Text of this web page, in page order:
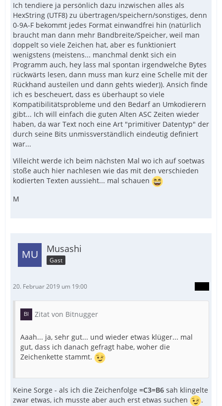
Ich tendiere ja persönlich dazu inzwischen alles als
HexString (UTF8) zu übertragen/speichern/sonstiges, denn
0-9A-F bekommt jedes Format einwandfrei hin (natürlich
braucht man dann mehr Bandbreite/Speicher, weil man
doppelt so viele Zeichen hat, aber es funktioniert
wenigstens (meistens... manchmal denkt sich ein
Programm auch, hey lass mal spontan irgendwelche Bytes
rückwärts lesen, dann muss man kurz eine Schelle mit der
Rückhand austeilen und dann gehts wieder)). Ansich finde
ich es bescheuert, dass es überhaupt so viele
Kompatibilitätsprobleme und den Bedarf an Umkodierern
gibt... Ich will einfach die guten Alten ASC Zeiten wieder
haben, da war Text noch eine Art "primitiver Datentyp" der
durch seine Bits unmissverständlich eindeutig definiert
war...
Villeicht werde ich beim nächsten Mal wo ich auf soetwas
stoße auch hier nachlesen wie das mit den verschieden
kodierten Texten aussieht... mal schauen
M
Musashi
Gast
20. Februar 2019 um 19:00
Zitat von Bitnugger
Aaah... ja, sehr gut... und wieder etwas klüger... mal
gut, dass ich danach gefragt habe, woher die
Zeichenkette stammt.
Keine Sorge - als ich die Zeichenfolge =C3=B6 sah klingelte
zwar etwas, ich musste aber auch erst etwas suchen
.